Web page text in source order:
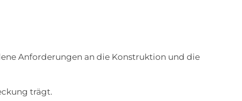
Anforderungen an die Konstruktion und die
trägt.